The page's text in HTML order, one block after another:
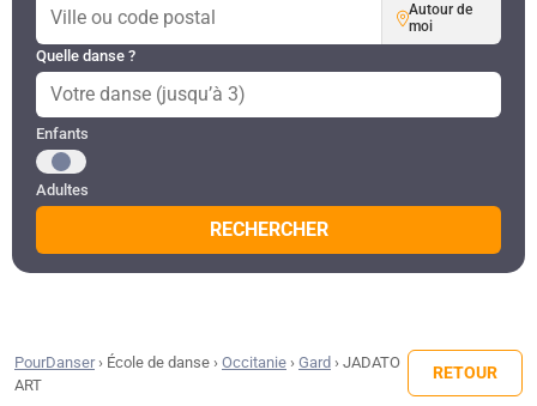
Autour de
moi
Quelle danse ?
Public recherché
Enfants
Adultes
RECHERCHER
PourDanser› École de danse › Occitanie › Gard › JADATO
ART
RETOUR